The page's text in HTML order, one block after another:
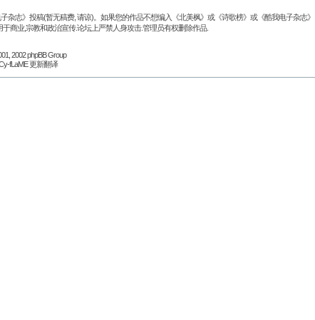
志》投稿(暂无稿费, 请谅)。如果您的作品不想编入《北美枫》或《诗歌榜》或《酷我电子杂志》
商业,宗教和政治宣传.论坛上严禁人身攻击.管理员有权删除作品.
2002 phpBB Group
fLaME 更新翻译